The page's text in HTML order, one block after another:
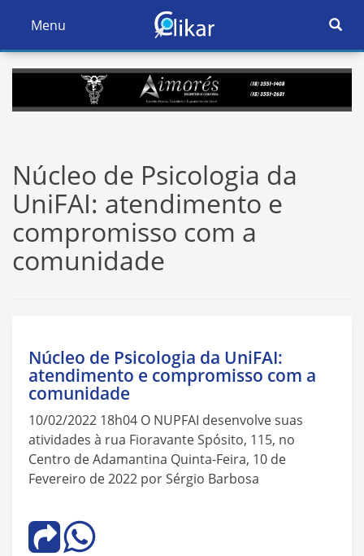
Ativar
Navegação
Menu
Ativar
Núcleo de Psicologia da
UniFAI: atendimento e
compromisso com a
comunidade
Núcleo de Psicologia da UniFAI:
atendimento e compromisso com a
comunidade
10/02/2022 18h04 O NUPFAI desenvolve suas
atividades à rua Fioravante Spósito, 115, no
Centro de Adamantina Quinta-Feira, 10 de
Fevereiro de 2022 por Sérgio Barbosa